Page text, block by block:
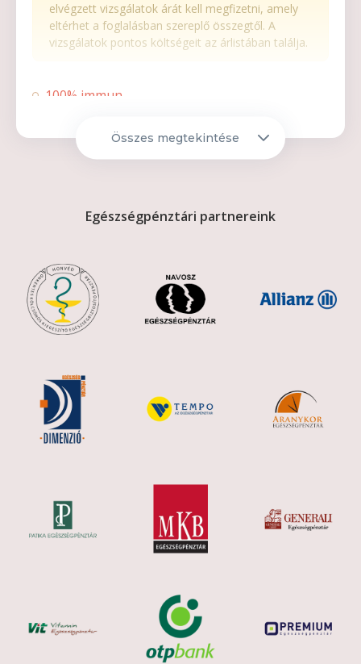
elvégzett vizsgálatok árát kell megfizetni, amely
eltérhet a foglalásban szereplő összegtől. A
vizsgálatok pontos költségeit az árlistában találja.
100% immun
Detox- hogy jobban bírd a màsnaposságot
28.000 Ft
28.000 Ft
No stressz!
30.000 Ft
30.000 Ft
Post covid infúziós koktél
30.000 Ft
Klinikatulajdonosunk kedvence-szupererős
koktél
készülődés+ szépségvitaminok
32.000 Ft
NAD+ vitamin infúzió 250 mg
Összes megtekintése
Egészségpénztári partnereink